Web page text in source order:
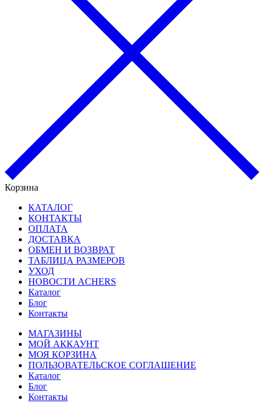
Корзина
КАТАЛОГ
КОНТАКТЫ
ОПЛАТА
ДОСТАВКА
ОБМЕН И ВОЗВРАТ
ТАБЛИЦА РАЗМЕРОВ
УХОД
НОВОСТИ ACHERS
Каталог
Блог
Контакты
МАГАЗИНЫ
МОЙ АККАУНТ
МОЯ КОРЗИНА
ПОЛЬЗОВАТЕЛЬСКОЕ СОГЛАШЕНИЕ
Каталог
Блог
Контакты